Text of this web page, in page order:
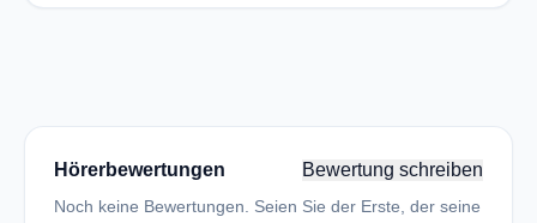
Hörerbewertungen Bewertung schreiben
Noch keine Bewertungen. Seien Sie der Erste, der seine